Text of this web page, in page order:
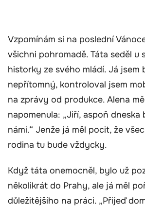
Vzpomínám si na poslední
všichni pohromadě. Táta seděl u
historky ze svého mládí. Já jsem
nepřítomný, kontroloval jsem
na zprávy od produkce. Alena
napomenula: „Jiří, aspoň
námi.“ Jenže já měl pocit, že
rodina tu bude vždycky.
Když táta onemocněl, bylo už
několikrát do Prahy, ale já měl
důležitějšího na práci. „Přijeď